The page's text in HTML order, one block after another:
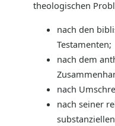
theologischen
nach den
Testamenten;
nach dem
nach
nach seiner